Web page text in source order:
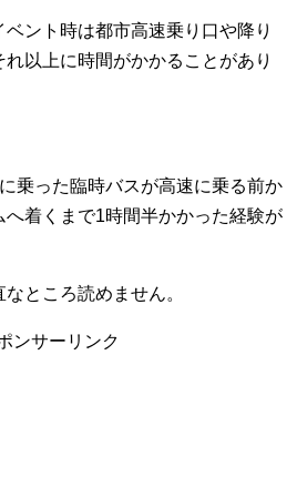
ント時は都市高速乗り口や降り
以上に時間がかかることがあり
乗った臨時バスが高速に乗る前か
へ着くまで1時間半かかった経験が
ところ読めません。
ンサーリンク